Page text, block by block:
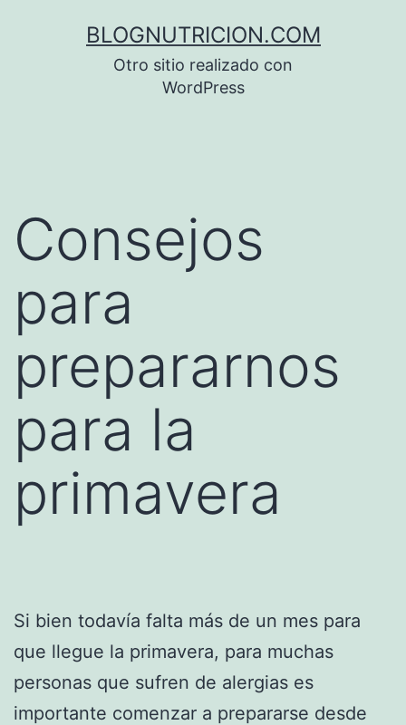
BLOGNUTRICION.COM
Otro sitio realizado con
WordPress
Consejos
para
prepararnos
para la
primavera
Si bien todavía falta más de un mes para
que llegue la primavera, para muchas
personas que sufren de alergias es
importante comenzar a prepararse desde